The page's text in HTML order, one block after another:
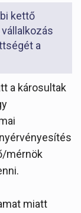
kettő
a
a károsultak
mérnök
miatt